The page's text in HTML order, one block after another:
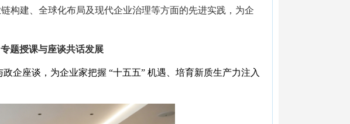
构建、全球化布局及现代企业治理等方面的先进实践，为企
题授课与座谈共话发展
企座谈，为企业家把握 “十五五” 机遇、培育新质生产力注入